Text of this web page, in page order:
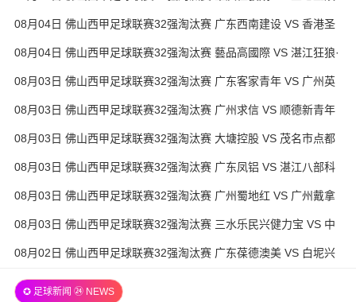
全场录像
08月04日 佛山西甲足球联赛32强淘汰赛 广东西南建设 VS 香港圣
徒 全场录像
08月04日 佛山西甲足球联赛32强淘汰赛 藝品高國際 VS 湛江狂狼·
粵辉能源 全场录像
08月03日 佛山西甲足球联赛32强淘汰赛 广东客家青年 VS 广州英
华思力U17 全场录像
08月03日 佛山西甲足球联赛32强淘汰赛 广州求信 VS 顺德新青年
全场录像
08月03日 佛山西甲足球联赛32强淘汰赛 大塘控股 VS 茂名市点都
得 全场录像
08月03日 佛山西甲足球联赛32强淘汰赛 广东凤铝 VS 湛江八部科
技 全场录像
08月03日 佛山西甲足球联赛32强淘汰赛 广州蜀地红 VS 广州戴拿
模 全场录像
08月03日 佛山西甲足球联赛32强淘汰赛 三水乐民兴健力宝 VS 中
国澳门澳科精英 全场录像
08月02日 佛山西甲足球联赛32强淘汰赛 广东葆德澳美 VS 白坭兴
✪ 足球新闻 ㉔ NEWS